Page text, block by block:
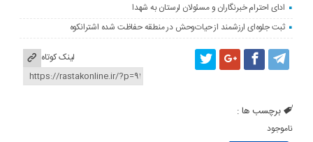
ادای احترام خبرنگاران و مسئولان لرستان به شهدا
ثبت جلوه‌ای ارزشمند از حیات‌وحش در منطقه حفاظت شده اشترانکوه
لینک کوتاه
برچسب ها :
ناموجود